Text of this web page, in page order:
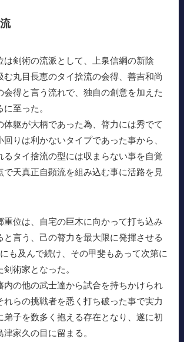
は剣術の流派として、上泉信綱の新陰
む丸目長恵のタイ捨流の会得、善吉和尚
会得と言う流れで、独自の創意を加えた
至った。
体躯が大柄であった為、膂力には秀でて
りは利かないタイプであった事から、
るタイ捨流の型には収まらない事を自覚
で天真正自顕流を組み込む事に活路を見
重位は、自宅の巨木に向かって打ち込み
と言う、己の膂力を最大限に発揮させる
も及んで続け、その甲斐もあって次第に
術家となった。
内の他の武士達から試合を持ちかけられ
れらの挑戦者を悉く打ち破った事で実力
弟子を数多く抱える存在となり、遂に初
家久の目に留まる。